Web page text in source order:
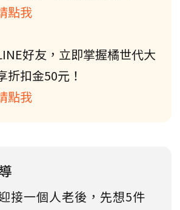
點我
好友，立即掌握橘世代大
折扣金50元！
點我
接一個人老後，先想5件